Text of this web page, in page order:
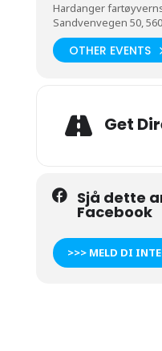
Hardanger
Sandvenvegen 50,
OTHER EVENTS
Get
Sjå dette
Facebook
>>> MELD DI